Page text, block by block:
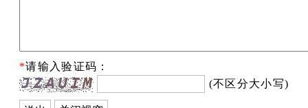
*请输入验证码：
(不区分大小写)